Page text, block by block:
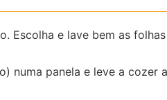
Escolha e lave bem as
numa panela e leve a cozer